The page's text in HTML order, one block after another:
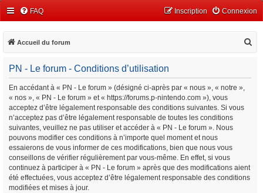
FAQ Connexion
Inscription
Accueil du forum
PN - Le forum - Conditions d’utilisation
En accédant à « PN - Le forum » (désigné ci-après par « nous », « notre »,
« nos », « PN - Le forum » et « https://forums.p-nintendo.com »), vous
acceptez d’être légalement responsable des conditions suivantes. Si vous
n’acceptez pas d’être légalement responsable de toutes les conditions
suivantes, veuillez ne pas utiliser et accéder à « PN - Le forum ». Nous
pouvons modifier ces conditions à n’importe quel moment et nous
essaierons de vous informer de ces modifications, bien que nous vous
conseillons de vérifier régulièrement par vous-même. En effet, si vous
continuez à participer à « PN - Le forum » après que des modifications aient
été effectuées, vous acceptez d’être légalement responsable des conditions
modifiées et mises à jour.